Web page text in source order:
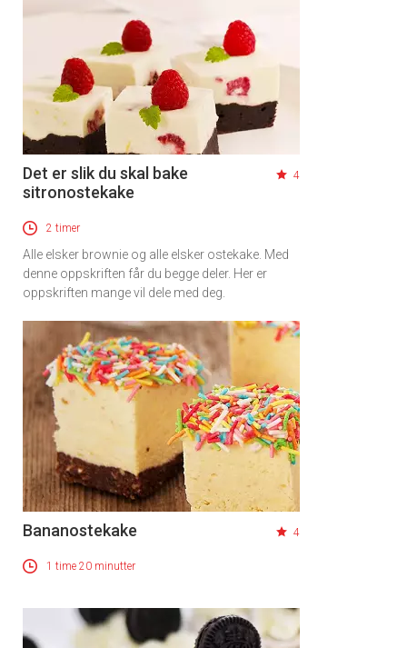
Få ukentlige nyhetsbrev fra
tilsendt.
Det er slik du skal bake
sitronostekake
4
2 timer
Alle elsker brownie og alle elsker ostekake. Med
denne oppskriften får du begge deler. Her er
oppskriften mange vil dele med deg.
Bananostekake 4
1 time 20 minutter